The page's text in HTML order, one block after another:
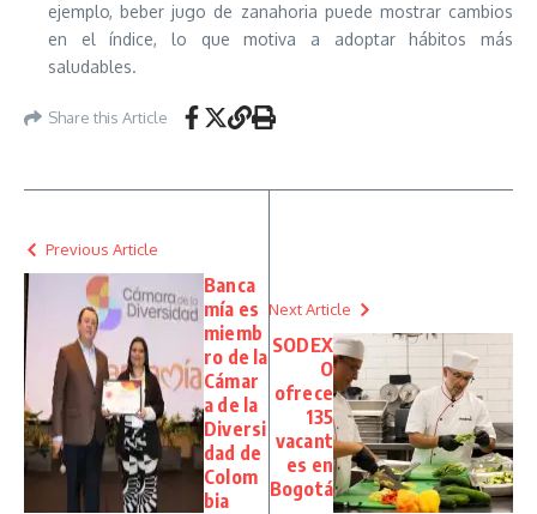
ejemplo, beber jugo de zanahoria puede mostrar cambios
en el índice, lo que motiva a adoptar hábitos más
saludables.
Share this Article
Previous Article
Banca
mía es
miemb
ro de la
Cámar
a de la
Diversi
dad de
Colom
bia
Next Article
SODEX
O
ofrece
135
vacant
es en
Bogotá